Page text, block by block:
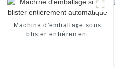
Machine d'emballage sous
blister entièrement